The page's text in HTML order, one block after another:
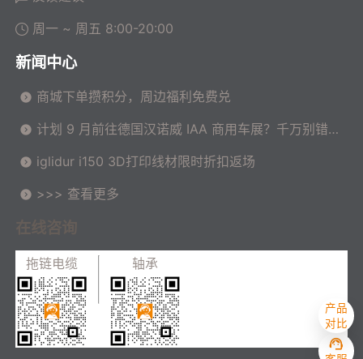
周一 ~ 周五 8:00-20:00
新闻中心
商城下单攒积分，周边福利免费兑
计划 9 月前往德国汉诺威 IAA 商用车展？千万别错过
iglidur i150 3D打印线材限时折扣返场
>>> 查看更多
拖链电缆 轴承
产品
对比